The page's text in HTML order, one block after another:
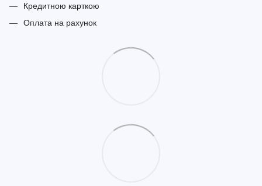
Кредитною карткою
Оплата на рахунок